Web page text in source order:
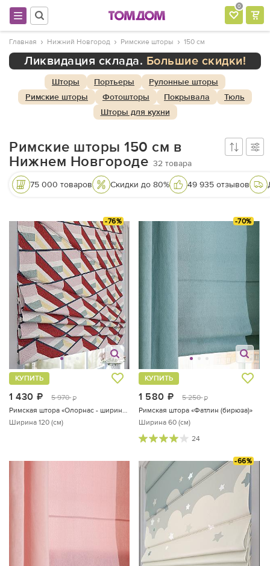
0
Главная Нижний Новгород Римские шторы 150 см
Ликвидация склада. Большие скидки!
Шторы Портьеры
Рулонные шторы
Римские шторы
Фотошторы Покрывала
Тюль
Шторы для кухни
Римские шторы 150 см в
Нижнем Новгороде 32товара
75 000 товаров Скидки до 80% 49 935 отзывов
-76%
1 430 руб.
5 970 руб.
КУПИТЬ
Ширина 120 (см)
-70%
1 580 руб.
5 250 руб.
КУПИТЬ
Римская штора «Фатлин (бирюза)»
Ширина 60 (см)
24
-66%